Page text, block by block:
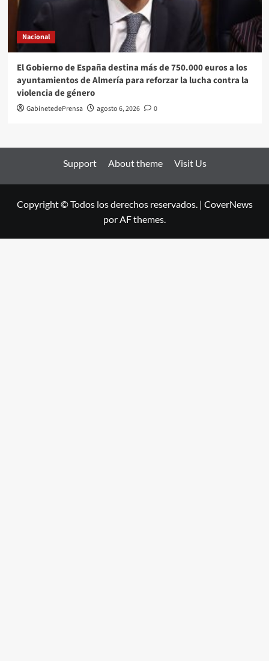
Nacional
El Gobierno de España destina más de 750.000 euros a los
ayuntamientos de Almería para reforzar la lucha contra la
violencia de género
GabinetedePrensa agosto 6, 2026 0
Support About theme Visit Us
Copyright © Todos los derechos reservados. | CoverNews
por AF themes.